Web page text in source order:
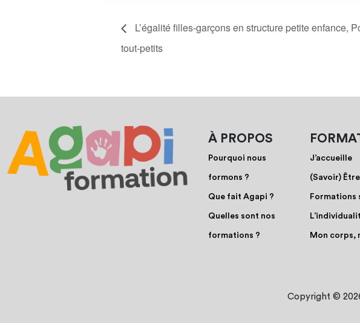
L’égalité filles-garçons en structure petite enfance,
tout-petits
À PROPOS
Pourquoi nous
formons ?
Que fait Agapi ?
Quelles sont nos
formations ?
J’accueille
(Savoir)
Formations
Mon corps,
Copyright ©